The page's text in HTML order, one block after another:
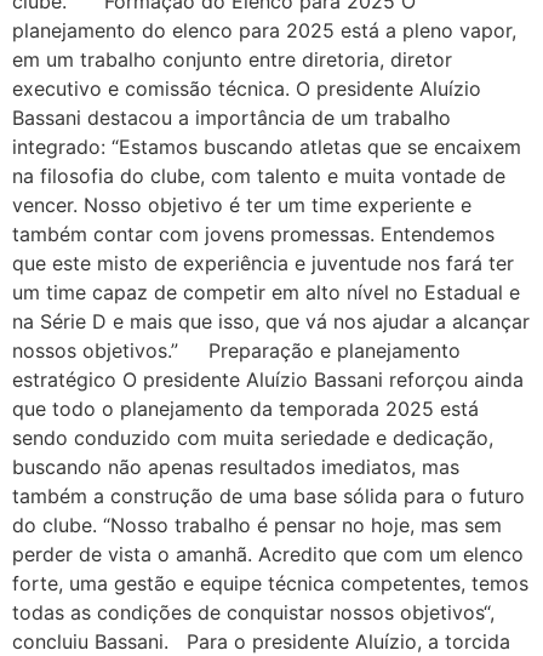
planejamento do elenco para 2025 está a pleno vapor,
em um trabalho conjunto entre diretoria, diretor
executivo e comissão técnica. O presidente Aluízio
Bassani destacou a importância de um trabalho
integrado: “Estamos buscando atletas que se encaixem
na filosofia do clube, com talento e muita vontade de
vencer. Nosso objetivo é ter um time experiente e
também contar com jovens promessas. Entendemos
que este misto de experiência e juventude nos fará ter
um time capaz de competir em alto nível no Estadual e
na Série D e mais que isso, que vá nos ajudar a alcançar
nossos objetivos.” Preparação e planejamento
estratégico O presidente Aluízio Bassani reforçou ainda
que todo o planejamento da temporada 2025 está
sendo conduzido com muita seriedade e dedicação,
buscando não apenas resultados imediatos, mas
também a construção de uma base sólida para o futuro
do clube. “Nosso trabalho é pensar no hoje, mas sem
perder de vista o amanhã. Acredito que com um elenco
forte, uma gestão e equipe técnica competentes, temos
todas as condições de conquistar nossos objetivos“,
concluiu Bassani. Para o presidente Aluízio, a torcida